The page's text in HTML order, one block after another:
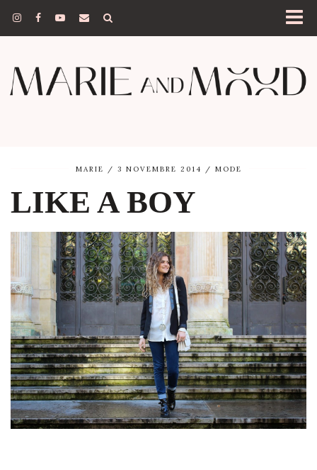
MARIE 3 NOVEMBRE 2014 MODE
LIKE A BOY